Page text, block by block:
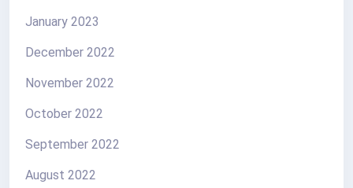
January 2023
December 2022
November 2022
October 2022
September 2022
August 2022